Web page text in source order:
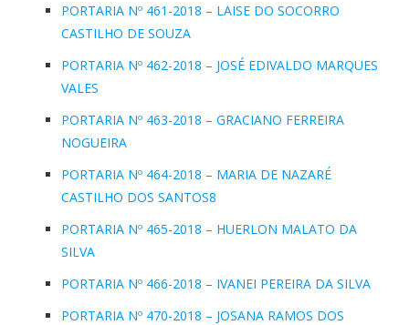
PORTARIA Nº 461-2018 – LAISE DO SOCORRO
CASTILHO DE SOUZA
PORTARIA Nº 462-2018 – JOSÉ EDIVALDO MARQUES
VALES
PORTARIA Nº 463-2018 – GRACIANO FERREIRA
NOGUEIRA
PORTARIA Nº 464-2018 – MARIA DE NAZARÉ
CASTILHO DOS SANTOS8
PORTARIA Nº 465-2018 – HUERLON MALATO DA
SILVA
PORTARIA Nº 466-2018 – IVANEI PEREIRA DA SILVA
PORTARIA Nº 470-2018 – JOSANA RAMOS DOS